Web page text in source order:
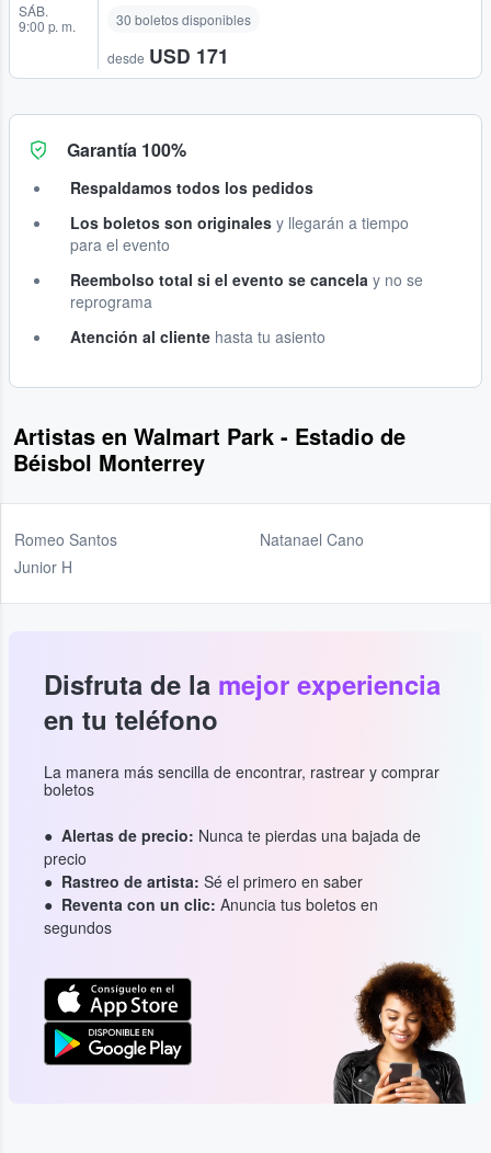
SÁB.
9:00 p. m.
30 boletos disponibles
desde USD 171
Garantía 100%
Respaldamos todos los pedidos
Los boletos son originales y llegarán a tiempo
para el evento
Reembolso total si el evento se cancela y no se
reprograma
Atención al cliente hasta tu asiento
Artistas en Walmart Park - Estadio de
Béisbol Monterrey
Romeo Santos
Junior H
Natanael Cano
Disfruta de la mejor experiencia
en tu teléfono
La manera más sencilla de encontrar, rastrear y comprar
boletos
Alertas de precio: Nunca te pierdas una bajada de
precio
Rastreo de artista: Sé el primero en saber
Reventa con un clic: Anuncia tus boletos en
segundos